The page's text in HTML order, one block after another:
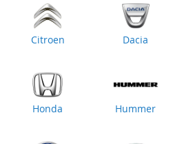
Citroen Dacia
Honda Hummer